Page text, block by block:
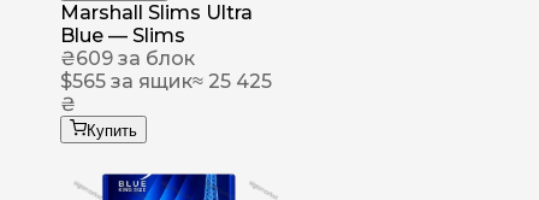
Marshall Slims Ultra
Blue — Slims
₴609 за блок
$565 за ящик≈ 25 425
₴
Купить